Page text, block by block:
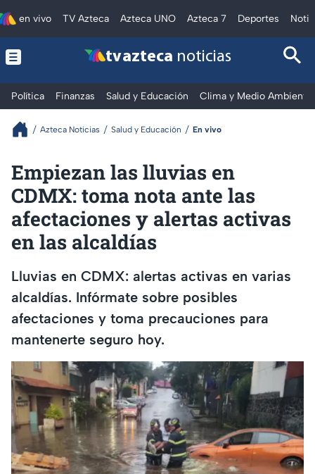
en vivo TV Azteca Azteca UNO Azteca 7 Deportes
tv azteca noticias
Política Finanzas Salud y Educación Clima y Medio Ambiente
Azteca Noticias Salud y Educación En vivo
Empiezan las lluvias en
CDMX: toma nota ante las
afectaciones y alertas activas
en las alcaldías
Lluvias en CDMX: alertas activas en varias
alcaldías. Infórmate sobre posibles
afectaciones y toma precauciones para
mantenerte seguro hoy.